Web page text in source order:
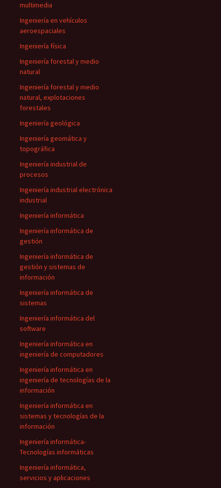
multimedia
Ingeniería en vehículos
aeroespaciales
Ingeniería física
Ingeniería forestal y medio
natural
Ingeniería forestal y medio
natural, explotaciones
forestales
Ingeniería geológica
Ingeniería geomática y
topográfica
Ingeniería industrial de
procesos
Ingeniería industrial electrónica
industrial
Ingeniería informática
Ingeniería informática de
gestión
Ingeniería informática de
gestión y sistemas de
información
Ingeniería informática de
sistemas
Ingeniería informática del
software
Ingeniería informática en
ingeniería de computadores
Ingeniería informática en
ingeniería de tecnologías de la
información
Ingeniería informática en
sistemas y tecnologías de la
información
Ingeniería informática-
Tecnologías informáticas
Ingeniería informática,
servicios y aplicaciones